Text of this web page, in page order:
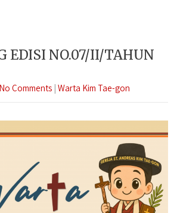
EDISI NO.07/II/TAHUN
No Comments | Warta Kim Tae-gon